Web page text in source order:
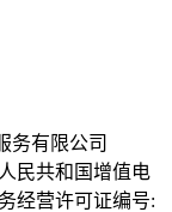
务有限公司
民共和国增值电
经营许可证编号: